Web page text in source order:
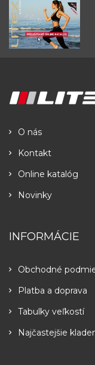
O nás
Kontakt
Online katalóg
Novinky
INFORMÁCIE
Obchodné
Platba a doprava
Tabulky veľkostí
Najčastejšie